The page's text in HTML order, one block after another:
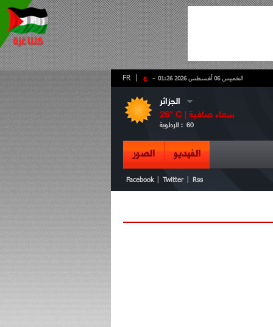
- ع FR الخميس 06 أغسطس 2026 01:26
الجزائر
26° C | سماء صافية
الرطوبة : 60
الفيديو الصور
Facebook Twitter Rss